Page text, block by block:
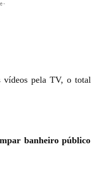
-
vídeos pela TV, o total
banheiro público